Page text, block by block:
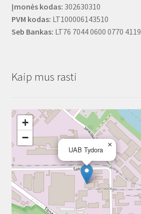
Įmonės kodas: 302630310
PVM kodas: LT100006143510
Seb Bankas: LT76 7044 0600 0770 4119
Kaip mus rasti
UAB Tydora
×
+
−